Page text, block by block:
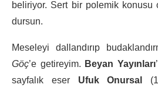
beliriyor. Sert bir polemik
dursun.
Meseleyi dallandırıp
Göç’e getireyim. Beyan Yayınları
sayfalık eser Ufuk Onursal